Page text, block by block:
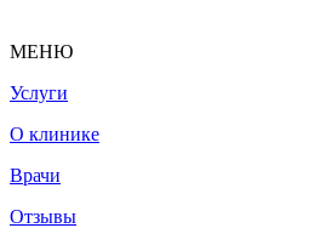
МЕНЮ
Услуги
О клинике
Врачи
Отзывы